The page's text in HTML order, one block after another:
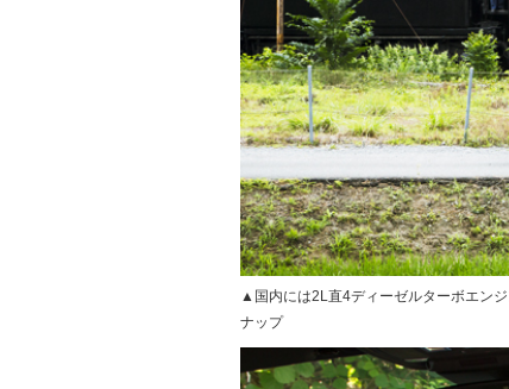
▲国内には2L直4ディーゼルターボエン
ナップ